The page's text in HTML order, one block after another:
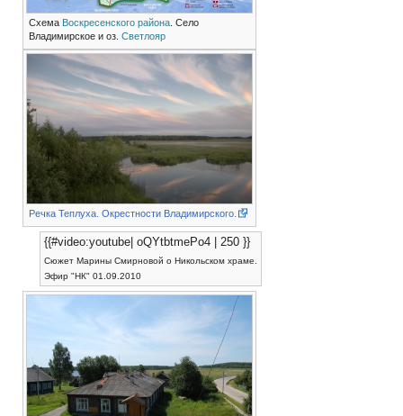
Схема Воскресенского района. Село
Владимирское и оз. Светлояр
Речка Теплуха. Окрестности Владимирского.
{{#video:youtube| oQYtbtmePo4 | 250 }}
Сюжет Марины Смирновой о Никольском храме.
Эфир "НК" 01.09.2010